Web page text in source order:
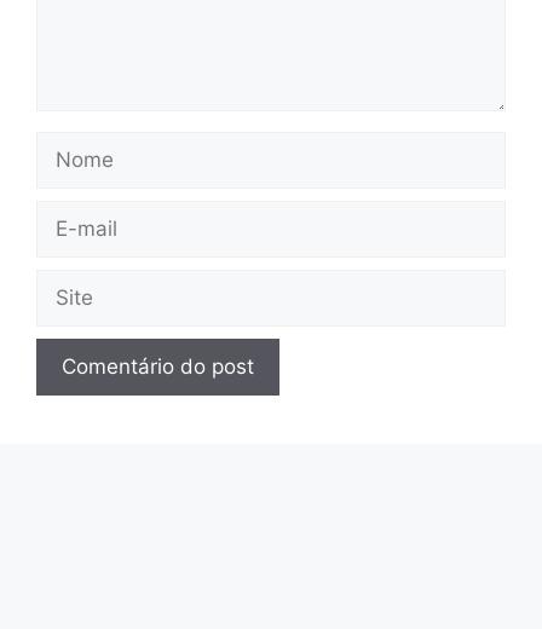
Nome
E-
Site